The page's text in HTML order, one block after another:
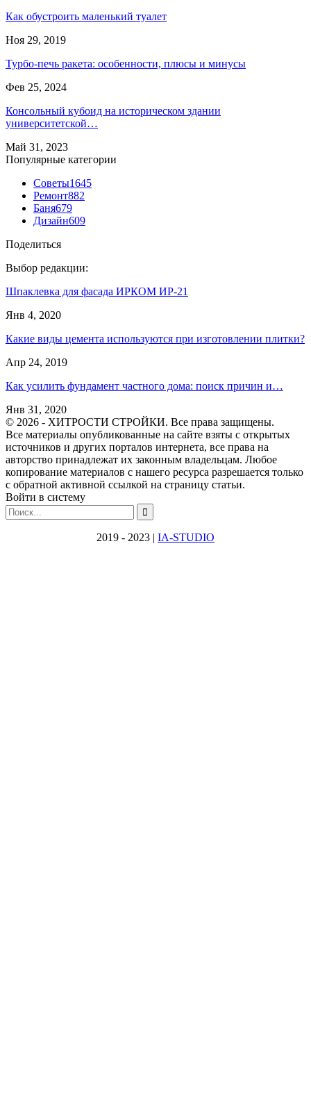
Как обустроить маленький туалет
Ноя 29, 2019
Турбо-печь ракета: особенности, плюсы и минусы
Фев 25, 2024
Консольный кубоид на историческом здании
университетской…
Май 31, 2023
Популярные категории
Советы1645
Ремонт882
Баня679
Дизайн609
Поделиться
Выбор редакции:
Шпаклевка для фасада ИРКОМ ИР-21
Янв 4, 2020
Какие виды цемента используются при изготовлении плитки?
Апр 24, 2019
Как усилить фундамент частного дома: поиск причин и…
Янв 31, 2020
© 2026 - ХИТРОСТИ СТРОЙКИ. Все права защищены.
Все материалы опубликованные на сайте взяты с открытых
источников и других порталов интернета, все права на
авторство принадлежат их законным владельцам. Любое
копирование материалов с нашего ресурса разрешается только
с обратной активной ссылкой на страницу статьи.
Войти в систему
2019 - 2023 | IA-STUDIO